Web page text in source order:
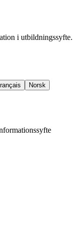
i utbildningssyfte.
Norsk